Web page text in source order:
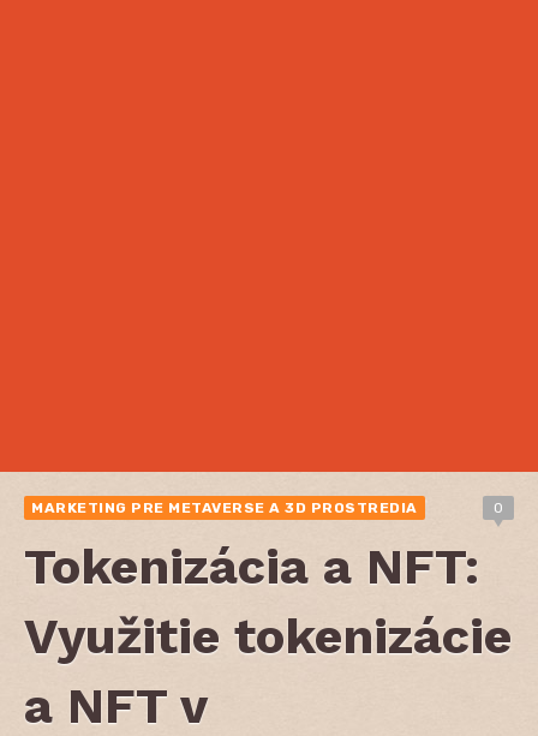
MARKETING PRE METAVERSE A 3D PROSTREDIA 0
Tokenizácia a NFT:
Využitie tokenizácie
a NFT v